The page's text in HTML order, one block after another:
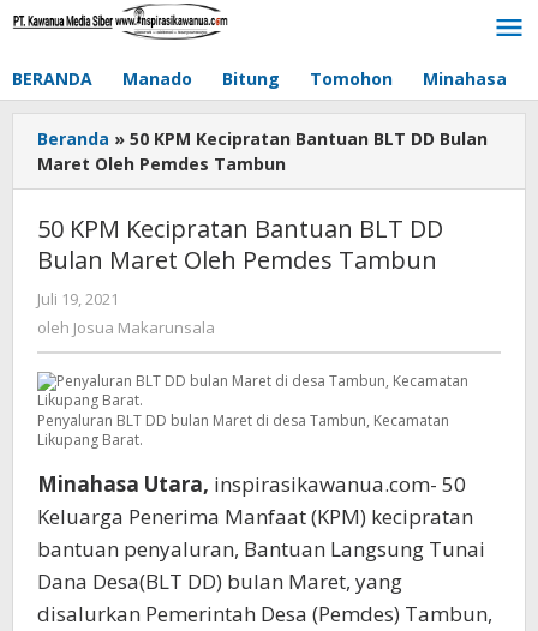
Lewati
BERANDA Manado Bitung Tomohon Minahasa
Beranda » 50 KPM Kecipratan Bantuan BLT DD Bulan
Maret Oleh Pemdes Tambun
50 KPM Kecipratan Bantuan BLT DD
Bulan Maret Oleh Pemdes Tambun
Juli 19, 2021
Josua
oleh Josua Makarunsala
Penyaluran BLT DD bulan Maret di desa Tambun, Kecamatan
Likupang Barat.
Minahasa Utara, inspirasikawanua.com- 50
Keluarga Penerima Manfaat (KPM) kecipratan
bantuan penyaluran, Bantuan Langsung Tunai
Dana Desa(BLT DD) bulan Maret, yang
disalurkan Pemerintah Desa (Pemdes) Tambun,